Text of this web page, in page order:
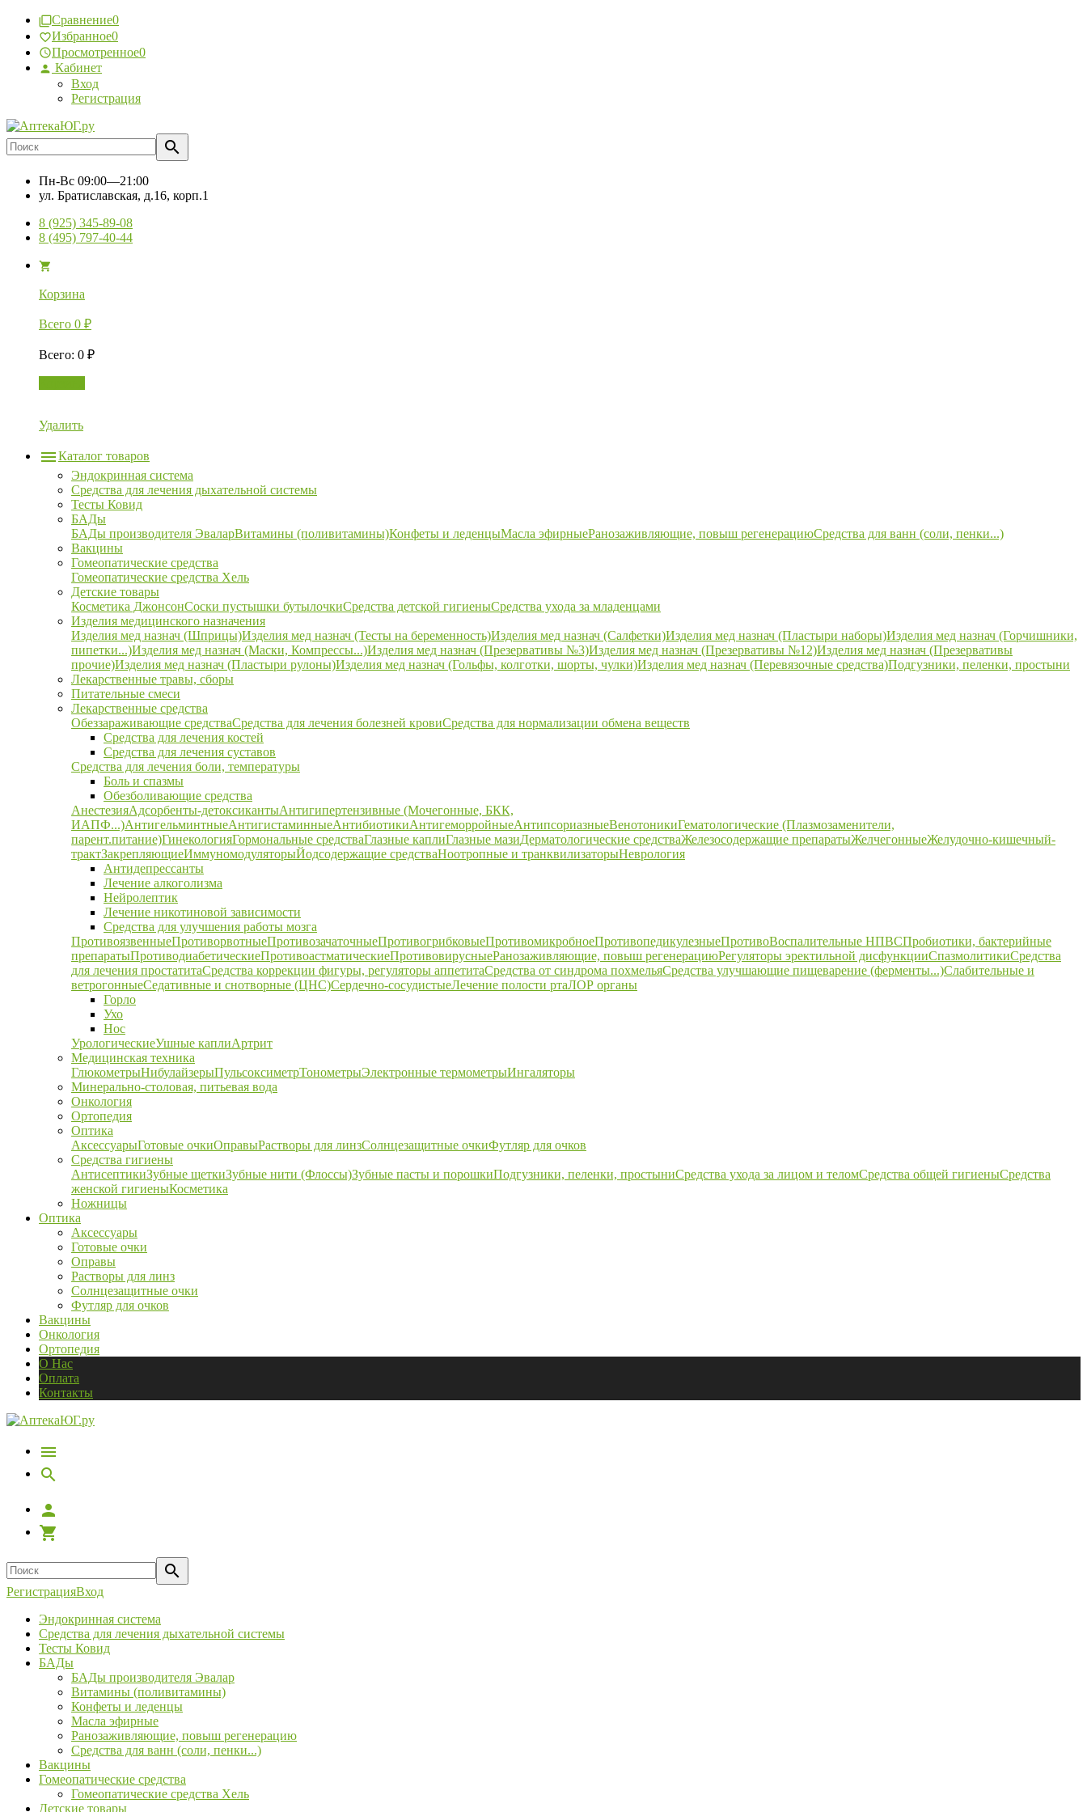
Сравнение0
Избранное0
Просмотренное0
Кабинет
Вход
Регистрация
Пн-Вс 09:00—21:00
ул. Братиславская, д.16, корп.1
8 (925) 345-89-08
8 (495) 797-40-44
Корзина
Всего 0 ₽
Всего: 0 ₽
Удалить
Каталог товаров
Эндокринная система
Средства для лечения дыхательной системы
Тесты Ковид
БАДы
БАДы производителя ЭваларВитамины (поливитамины)Конфеты и леденцыМасла эфирныеРанозаживляющие, повыш регенерациюСредства для ванн (соли, пенки...)
Вакцины
Гомеопатические средства
Гомеопатические средства Хель
Детские товары
Косметика ДжонсонСоски пустышки бутылочкиСредства детской гигиеныСредства ухода за младенцами
Изделия медицинского назначения
Изделия мед назнач (Шприцы)Изделия мед назнач (Тесты на беременность)Изделия мед назнач (Салфетки)Изделия мед назнач (Пластыри наборы)Изделия мед назнач (Горчишники,
пипетки...)Изделия мед назнач (Маски, Компрессы...)Изделия мед назнач (Презервативы №3)Изделия мед назнач (Презервативы №12)Изделия мед назнач (Презервативы
прочие)Изделия мед назнач (Пластыри рулоны)Изделия мед назнач (Гольфы, колготки, шорты, чулки)Изделия мед назнач (Перевязочные средства)Подгузники, пеленки, простыни
Лекарственные травы, сборы
Питательные смеси
Лекарственные средства
Обеззараживающие средстваСредства для лечения болезней кровиСредства для нормализации обмена веществ
Средства для лечения костей
Средства для лечения суставов
Средства для лечения боли, температуры
Боль и спазмы
Обезболивающие средства
АнестезияАдсорбенты-детоксикантыАнтигипертензивные (Мочегонные, БКК,
ИАПФ...)АнтигельминтныеАнтигистаминныеАнтибиотикиАнтигеморройныеАнтипсориазныеВенотоникиГематологические (Плазмозаменители,
парент.питание)ГинекологияГормональные средстваГлазные каплиГлазные мазиДерматологические средстваЖелезосодержащие препаратыЖелчегонныеЖелудочно-кишечный-
трактЗакрепляющиеИммуномодуляторыЙодсодержащие средстваНоотропные и транквилизаторыНеврология
Антидепрессанты
Лечение алкоголизма
Нейролептик
Лечение никотиновой зависимости
Средства для улучшения работы мозга
ПротивоязвенныеПротиворвотныеПротивозачаточныеПротивогрибковыеПротивомикробноеПротивопедикулезныеПротивоВоспалительные НПВСПробиотики, бактерийные
препаратыПротиводиабетическиеПротивоастматическиеПротивовирусныеРанозаживляющие, повыш регенерациюРегуляторы эректильной дисфункцииСпазмолитикиСредства
для лечения простатитаСредства коррекции фигуры, регуляторы аппетитаСредства от синдрома похмельяСредства улучшающие пищеварение (ферменты...)Слабительные и
ветрогонныеСедативные и снотворные (ЦНС)Сердечно-сосудистыеЛечение полости ртаЛОР органы
Горло
Ухо
Нос
УрологическиеУшные каплиАртрит
Медицинская техника
ГлюкометрыНибулайзерыПульсоксиметрТонометрыЭлектронные термометрыИнгаляторы
Минерально-столовая, питьевая вода
Онкология
Ортопедия
Оптика
АксессуарыГотовые очкиОправыРастворы для линзСолнцезащитные очкиФутляр для очков
Средства гигиены
АнтисептикиЗубные щеткиЗубные нити (Флоссы)Зубные пасты и порошкиПодгузники, пеленки, простыниСредства ухода за лицом и теломСредства общей гигиеныСредства
женской гигиеныКосметика
Ножницы
Оптика
Аксессуары
Готовые очки
Оправы
Растворы для линз
Солнцезащитные очки
Футляр для очков
Вакцины
Онкология
Ортопедия
О Нас
Оплата
Контакты
РегистрацияВход
Эндокринная система
Средства для лечения дыхательной системы
Тесты Ковид
БАДы
БАДы производителя Эвалар
Витамины (поливитамины)
Конфеты и леденцы
Масла эфирные
Ранозаживляющие, повыш регенерацию
Средства для ванн (соли, пенки...)
Вакцины
Гомеопатические средства
Гомеопатические средства Хель
Детские товары